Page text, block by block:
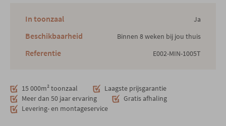
In toonzaal Ja
Beschikbaarheid Binnen 8 weken bij jou thuis
Referentie E002-MIN-1005T
15 000m² toonzaal
Laagste prijsgarantie
Meer dan 50 jaar ervaring
Gratis afhaling
Levering- en montageservice